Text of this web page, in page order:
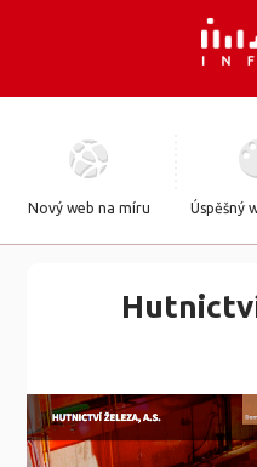
Nový web na míru Úspěšný